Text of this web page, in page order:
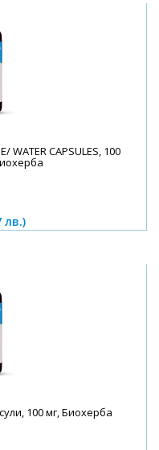
CAPSULES, 100
лв.)
100 мг, Биохерба